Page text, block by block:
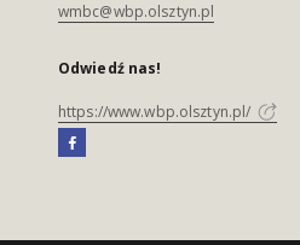
wmbc@wbp.olsztyn.pl
Odwiedź nas!
https://www.wbp.olsztyn.pl/